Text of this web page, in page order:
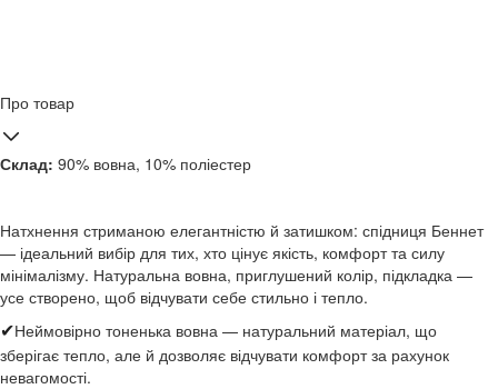
Про товар
Склад: 90% вовна, 10% поліестер
Натхнення стриманою елегантністю й затишком: спідниця Беннет
— ідеальний вибір для тих, хто цінує якість, комфорт та силу
мінімалізму. Натуральна вовна, приглушений колір, підкладка —
усе створено, щоб відчувати себе стильно і тепло.
✔Неймовірно тоненька вовна — натуральний матеріал, що
зберігає тепло, але й дозволяє відчувати комфорт за рахунок
невагомості.